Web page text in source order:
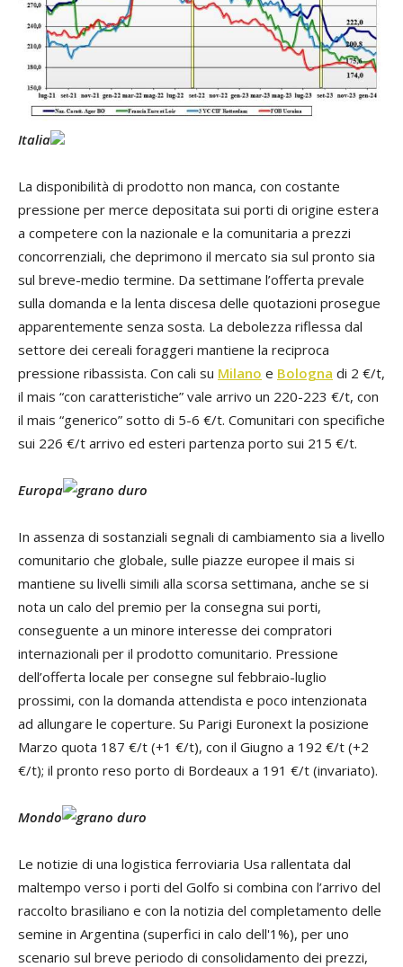
Italia
La disponibilità di prodotto non manca, con costante
pressione per merce depositata sui porti di origine estera
a competere con la nazionale e la comunitaria a prezzi
concorrenziali, che deprimono il mercato sia sul pronto sia
sul breve-medio termine. Da settimane l’offerta prevale
sulla domanda e la lenta discesa delle quotazioni prosegue
apparentemente senza sosta. La debolezza riflessa dal
settore dei cereali foraggeri mantiene la reciproca
pressione ribassista. Con cali su Milano e Bologna di 2 €/t,
il mais “con caratteristiche” vale arrivo un 220-223 €/t, con
il mais “generico” sotto di 5-6 €/t. Comunitari con specifiche
sui 226 €/t arrivo ed esteri partenza porto sui 215 €/t.
Europa
In assenza di sostanziali segnali di cambiamento sia a livello
comunitario che globale, sulle piazze europee il mais si
mantiene su livelli simili alla scorsa settimana, anche se si
nota un calo del premio per la consegna sui porti,
conseguente a un minore interesse dei compratori
internazionali per il prodotto comunitario. Pressione
dell’offerta locale per consegne sul febbraio-luglio
prossimi, con la domanda attendista e poco intenzionata
ad allungare le coperture. Su Parigi Euronext la posizione
Marzo quota 187 €/t (+1 €/t), con il Giugno a 192 €/t (+2
€/t); il pronto reso porto di Bordeaux a 191 €/t (invariato).
Mondo
Le notizie di una logistica ferroviaria Usa rallentata dal
maltempo verso i porti del Golfo si combina con l’arrivo del
raccolto brasiliano e con la notizia del completamento delle
semine in Argentina (superfici in calo dell'1%), per uno
scenario sul breve periodo di consolidamento dei prezzi,